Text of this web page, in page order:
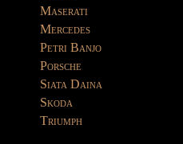
Maserati
Mercedes
Petri Banjo
Porsche
Siata Daina
Skoda
Triumph